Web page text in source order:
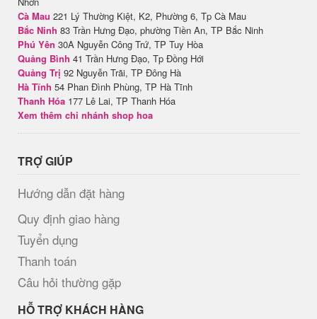
Cà Mau 221 Lý Thường Kiệt, K2, Phường 6, Tp Cà Mau
Bắc Ninh 83 Trần Hưng Đạo, phường Tiền An, TP Bắc Ninh
Phú Yên 30A Nguyễn Công Trứ, TP Tuy Hòa
Quảng Bình 41 Trần Hưng Đạo, Tp Đồng Hới
Quảng Trị 92 Nguyễn Trãi, TP Đông Hà
Hà Tĩnh 54 Phan Đình Phùng, TP Hà Tĩnh
Thanh Hóa 177 Lê Lai, TP Thanh Hóa
Xem thêm chi nhánh shop hoa
TRỢ GIÚP
Hướng dẫn đặt hàng
Quy định giao hàng
Tuyển dụng
Thanh toán
Câu hỏi thường gặp
HỖ TRỢ KHÁCH HÀNG